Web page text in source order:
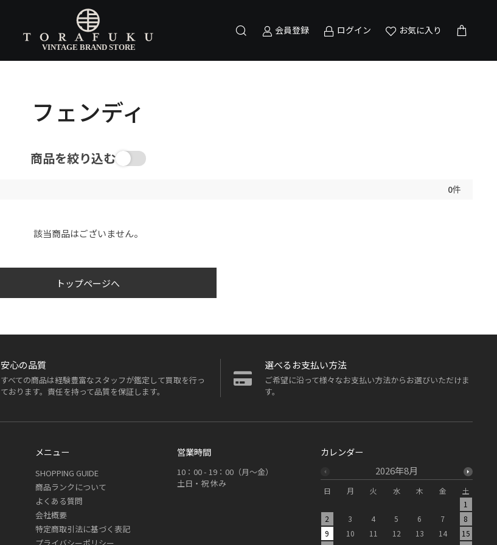
会員登録 ログイン お気に入り
フェンディ
商品を絞り込む
0件
該当商品はございません。
トップページへ
安心の品質
すべての商品は経験豊富なスタッフが鑑定して買取を行っ
ております。責任を持って品質を保証します。
選べるお支払い方法
ご希望に沿って様々なお支払い方法からお選びいただけま
す。
メニュー
SHOPPING GUIDE
商品ランクについて
よくある質問
会社概要
特定商取引法に基づく表記
営業時間
10：00 - 19：00（月～金）
土日・祝 休み
カレンダー
2026年8月
日 月 火 水 木 金
土
1
2
3 4 5 6 7
8
9
10 11 12 13 14
15